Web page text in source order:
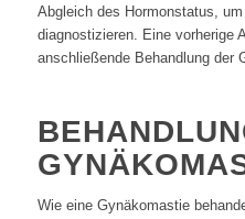
Abgleich des Hormonstatus,
diagnostizieren. Eine vorherige
anschließende Behandlung der
Wie eine Gynäkomastie